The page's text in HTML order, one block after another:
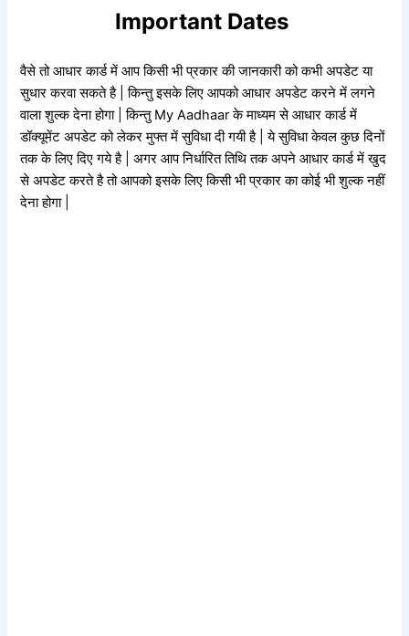
Important Dates
वैसे तो आधार कार्ड में आप किसी भी प्रकार की जानकारी को कभी अपडेट या
सुधार करवा सकते है | किन्तु इसके लिए आपको आधार अपडेट करने में लगने
वाला शुल्क देना होगा | किन्तु My Aadhaar के माध्यम से आधार कार्ड में
डॉक्यूमेंट अपडेट को लेकर मुफ्त में सुविधा दी गयी है | ये सुविधा केवल कुछ दिनों
तक के लिए दिए गये है | अगर आप निर्धारित तिथि तक अपने आधार कार्ड में खुद
से अपडेट करते है तो आपको इसके लिए किसी भी प्रकार का कोई भी शुल्क नहीं
देना होगा |